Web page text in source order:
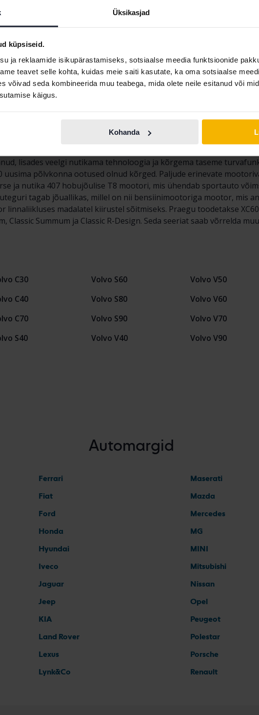
Üksikasjad
küpsiseid.
ja reklaamide isikupärastamiseks, sotsiaalse meedia funktsioonide
teavet selle kohta, kuidas meie saiti kasutate, ka oma sotsiaalse
võivad seda kombineerida muu teabega, mida olete neile esitanud või
käigus.
Kohanda
Meie hindamine on teel
Alghind:
Näita 15 of 15 tabamust
linnamaasturimudeleid on XC60. Mõnevõrra väiksem kui
hinnatud alates selle esmaesitlemisest 2008. aastal. Tegelikult on
Maasturiklassis Euroopas ja on moodustanud 1/3 Volvo
turul müügil palju XC60 mudeleid. 2017. aastal esitletud teise
lisades veelgi nutikama tehnoloogia ja kõrgema taseme
uusima põlvkonna ootused olnud kõrged. Paljude erinevate
ja nutika 407 hobujõulise T8 mootori, mis ühendab sportauto
tagab jõuallikas, millel on nii bensiinimootoriga mootor, mis
linnaliikluses madalatel kiirustel sõitmiseks. Praegu toodetakse
Classic Summum ja Classic R-Design. Seda seeriat saab võrrelda
C30
C40
C70
S40
Volvo S60
Volvo S80
Volvo S90
Volvo V40
Volvo V50
Volvo V60
Volvo V70
Volvo V90
Automargid
Ferrari
Fiat
Ford
Honda
Hyundai
Iveco
Jaguar
Jeep
KIA
Land Rover
Lexus
Lynk&Co
Maserati
Mazda
Mercedes
MG
MINI
Mitsubishi
Nissan
Opel
Peugeot
Polestar
Porsche
Renault